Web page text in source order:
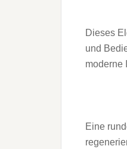
Dieses
und
moderne
Eine